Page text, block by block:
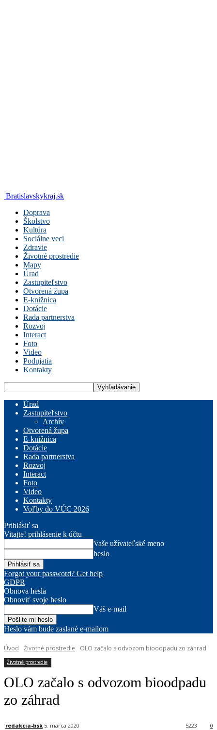
Bratislavskykraj.sk
Doprava
Školstvo
Kultúra
Sociálne veci
Zdravie
Životné prostredie
Mapy
Úrad
Zastupiteľstvo
Otvorená župa
E-knižnica
Dotácie
Rada partnerstva
Rozvoj
Interact
Foto
Video
Podujatia
Kontakty
Úrad
Zastupiteľstvo
Archív
Otvorená župa
E-knižnica
Dotácie
Rada partnerstva
Rozvoj
Interact
Foto
Video
Kontakty
Voľby do VÚC 2026
Prihlásiť sa
Vitajte! prihlásenie k účtu
Vaše užívateľské meno
heslo
Forgot your password? Get help
GDPR
Obnova hesla
Obnoviť svoje heslo
Váš e-mail
Heslo vám bude zaslané e-mailom
Úvod Životné prostredie OLO začalo s odvozom bioodpadu zo záhrad
Životné prostredie
OLO začalo s odvozom bioodpadu
zo záhrad
redakcia-bsk 5. marca 2020 0
5223